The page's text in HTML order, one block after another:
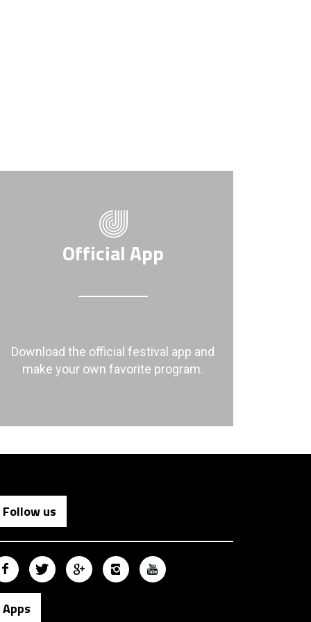
Official App
Download the official festival app and
make your own favorite program.
Follow us
Apps